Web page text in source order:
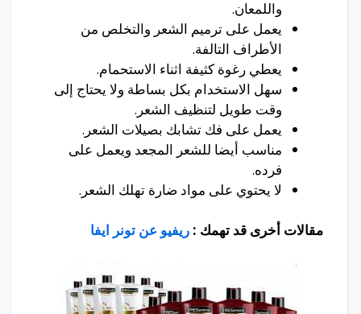
واللمعان.
يعمل على ترميم الشعر والتخلص من
الأطراف التالفة.
يعطي رغوة كثيفة اثناء الاستحمام.
سهل الاستخدام بكل بساطة ولا يحتاج إلى
وقت طويل لتنظيف الشعر.
يعمل على فك تشابك بصيلات الشعر.
مناسب أيضا للشعر المجعد ويعمل على
فرده.
لا يحتوي على مواد ضارة تهلك الشعر.
مقالات أخرى قد تهمك : ريفيو عن تونر ايفا